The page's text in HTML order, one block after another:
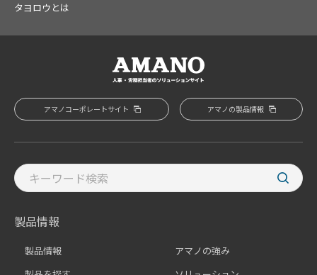
タヨロウとは
アマノコーポレートサイト アマノの製品情報
製品情報
製品情報
アマノの強み